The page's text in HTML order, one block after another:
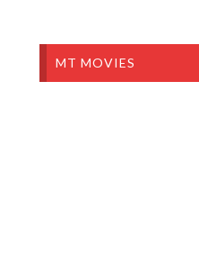
MT MOVIES